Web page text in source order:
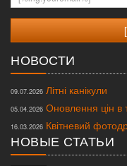
НОВОСТИ
09.07.2026 Літні канікули
05.04.2026 Оновлення цін в
16.03.2026 Квітневий
НОВЫЕ СТАТЬИ